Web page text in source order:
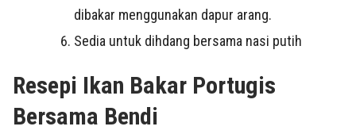
dibakar menggunakan dapur arang.
Sedia untuk dihdang bersama nasi putih
Resepi Ikan Bakar Portugis
Bersama Bendi